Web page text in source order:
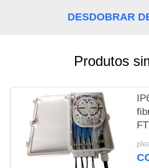
DESDOBRAR
Produtos